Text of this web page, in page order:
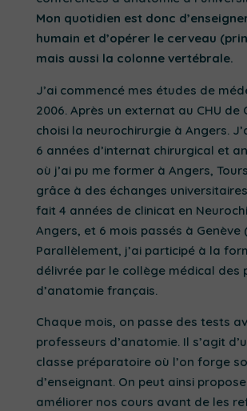
Mon quotidien est donc
humain et d’opérer le cerveau
mais aussi la colonne vertébrale.
J’ai commencé mes études de
2006. Après un externat au CHU de
choisi la neurochirurgie à Angers.
6 années d’internat chirurgical et
où j’ai pu me former à Angers,
grâce à des échanges
fait 4 années de clinicat en
Angers, et 6 mois passés à Genève
Parallèlement, j’ai participé à la
délivrée par le collège médical des
d’anatomie français.
Chaque mois, on passe des tests
professeurs d’anatomie. Il s’agit
classe préparatoire où l’on forge
d’enseignant. On peut ainsi
améliorer nos cours avant de les